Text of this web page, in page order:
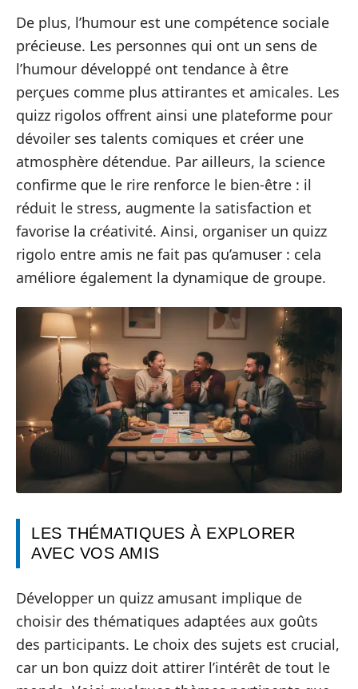
De plus, l’humour est une compétence sociale
précieuse. Les personnes qui ont un sens de
l’humour développé ont tendance à être
perçues comme plus attirantes et amicales. Les
quizz rigolos offrent ainsi une plateforme pour
dévoiler ses talents comiques et créer une
atmosphère détendue. Par ailleurs, la science
confirme que le rire renforce le bien-être : il
réduit le stress, augmente la satisfaction et
favorise la créativité. Ainsi, organiser un quizz
rigolo entre amis ne fait pas qu’amuser : cela
améliore également la dynamique de groupe.
LES THÉMATIQUES À EXPLORER
AVEC VOS AMIS
Développer un quizz amusant implique de
choisir des thématiques adaptées aux goûts
des participants. Le choix des sujets est crucial,
car un bon quizz doit attirer l’intérêt de tout le